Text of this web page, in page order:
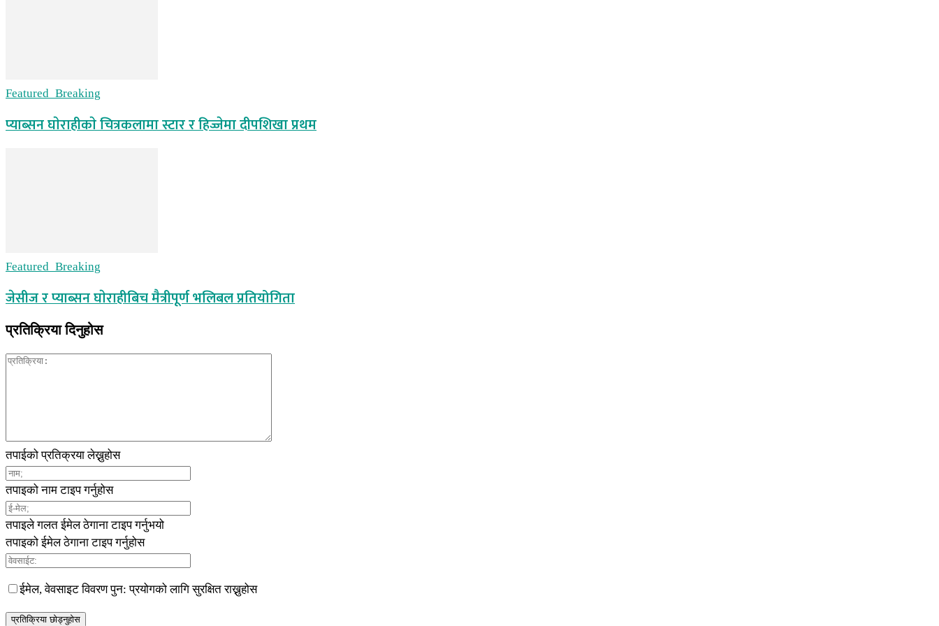
Featured_Breaking
प्याब्सन घाेराहीकाे चित्रकलामा स्टार र हिज्जेमा दीपशिखा प्रथम
Featured_Breaking
जेसीज र प्याब्सन घाेराहीबिच मैत्रीपूर्ण भलिबल प्रतियोगिता
प्रतिक्रिया दिनुहोस
तपाईको प्रतिक्रया लेख्नुहोस
तपाइको नाम टाइप गर्नुहोस
तपाइले गलत ईमेल ठेगाना टाइप गर्नुभयो
तपाइको ईमेल ठेगाना टाइप गर्नुहोस
ईमेल, वेवसाइट विवरण पुन: प्रयोगको लागि सुरक्षित राख्नुहोस